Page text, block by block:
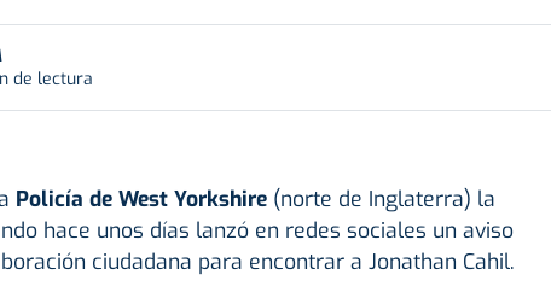
de lectura
Policía de West Yorkshire(norte de Inglaterra) la
hace unos días lanzó en redes sociales un aviso
ciudadana para encontrar a Jonathan Cahil.